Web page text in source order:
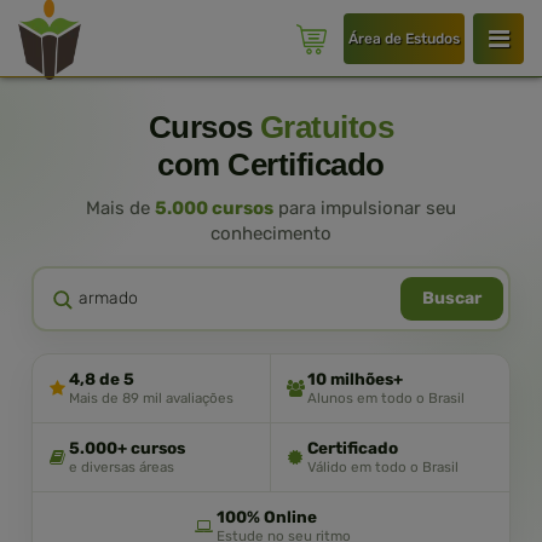
Área de Estudos
Cursos Gratuitos
com Certificado
Mais de 5.000 cursos para impulsionar seu
conhecimento
Buscar
4,8 de 5
Mais de 89 mil avaliações
10 milhões+
Alunos em todo o Brasil
5.000+ cursos
e diversas áreas
Certificado
Válido em todo o Brasil
100% Online
Estude no seu ritmo